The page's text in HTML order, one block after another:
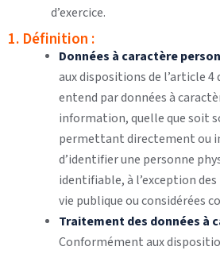
d’exercice.
1. Définition :
Données à caractère
aux dispositions de l’article 4
entend par données à
information, quelle que soit
permettant directement ou
d’identifier une personne
identifiable, à l’exception
vie publique ou considérées
Traitement des données à
Conformément aux